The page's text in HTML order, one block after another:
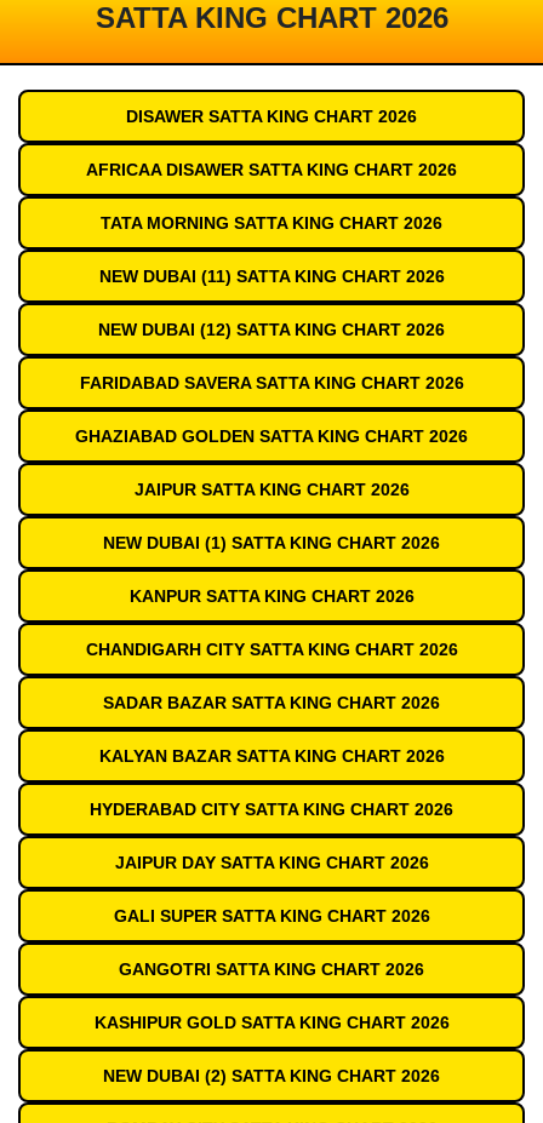
SATTA KING CHART 2026
DISAWER SATTA KING CHART 2026
AFRICAA DISAWER SATTA KING CHART 2026
TATA MORNING SATTA KING CHART 2026
NEW DUBAI (11) SATTA KING CHART 2026
NEW DUBAI (12) SATTA KING CHART 2026
FARIDABAD SAVERA SATTA KING CHART 2026
GHAZIABAD GOLDEN SATTA KING CHART 2026
JAIPUR SATTA KING CHART 2026
NEW DUBAI (1) SATTA KING CHART 2026
KANPUR SATTA KING CHART 2026
CHANDIGARH CITY SATTA KING CHART 2026
SADAR BAZAR SATTA KING CHART 2026
KALYAN BAZAR SATTA KING CHART 2026
HYDERABAD CITY SATTA KING CHART 2026
JAIPUR DAY SATTA KING CHART 2026
GALI SUPER SATTA KING CHART 2026
GANGOTRI SATTA KING CHART 2026
KASHIPUR GOLD SATTA KING CHART 2026
NEW DUBAI (2) SATTA KING CHART 2026